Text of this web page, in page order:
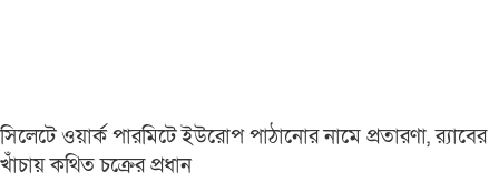
সিলেটে ওয়ার্ক পারমিটে ইউরোপ পাঠানোর নামে প্রতারণা, র‌্যাবের
খাঁচায় কথিত চক্রের প্রধান